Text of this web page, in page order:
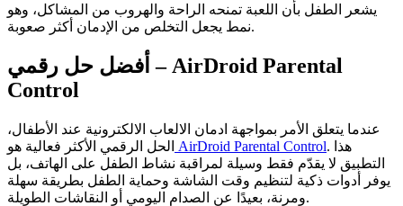
يشعر الطفل بأن اللعبة تمنحه الراحة والهروب من المشاكل، وهو
نمط يجعل التخلص من الإدمان أكثر صعوبة.
أفضل حل رقمي – AirDroid Parental
Control
عندما يتعلق الأمر بمواجهة ادمان الالعاب الالكترونية عند الأطفال،
الحل الرقمي الأكثر فعالية هو AirDroid Parental Control. هذا
التطبيق لا يقدّم فقط وسيلة لمراقبة نشاط الطفل على الهاتف، بل
يوفر أدوات ذكية لتنظيم وقت الشاشة وحماية الطفل بطريقة سهلة
ومرنة، بعيدًا عن الصدام اليومي أو النقاشات الطويلة.